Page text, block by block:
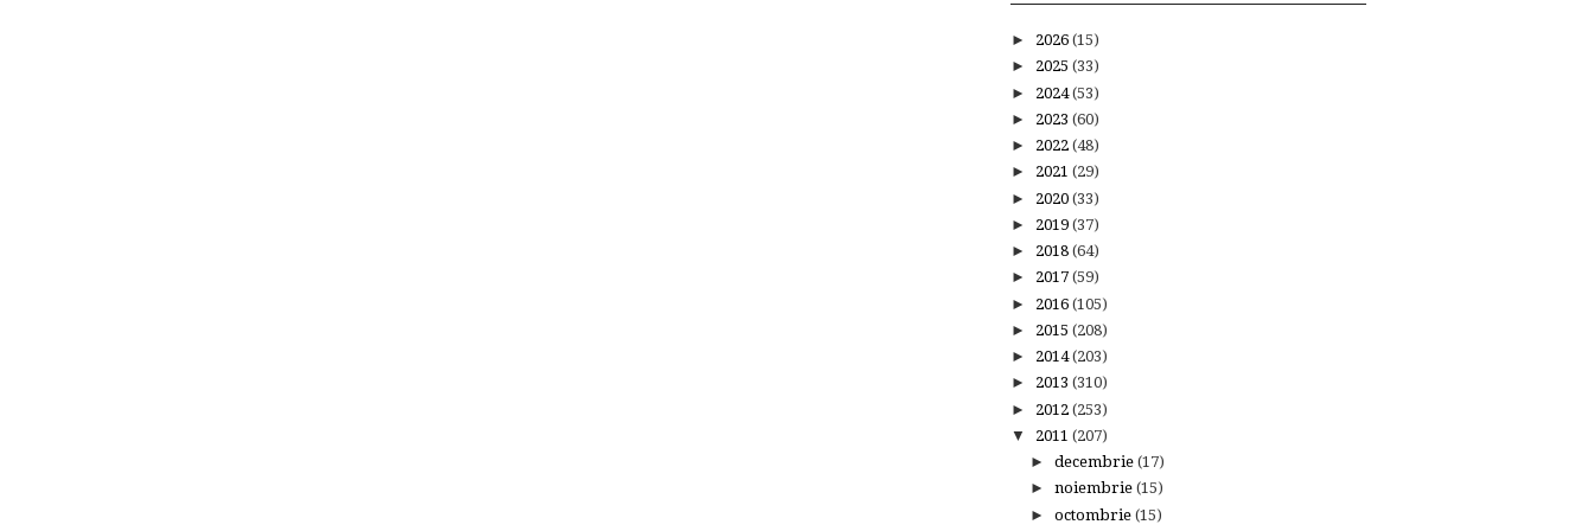
► 2026 (15)
► 2025 (33)
► 2024(53)
► 2023 (60)
► 2022 (48)
► 2021 (29)
► 2020 (33)
► 2019 (37)
► 2018 (64)
► 2017 (59)
► 2016 (105)
► 2015 (208)
► 2014(203)
► 2013 (310)
► 2012 (253)
▼ 2011 (207)
► decembrie (17)
► noiembrie (15)
► octombrie (15)